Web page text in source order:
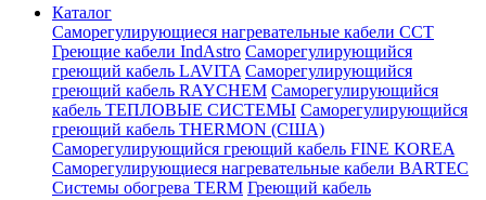
Каталог
Саморегулирующиеся нагревательные кабели ССТ
Греющие кабели IndAstro Саморегулирующийся
греющий кабель LAVITA Саморегулирующийся
греющий кабель RAYCHEM Саморегулирующийся
кабель ТЕПЛОВЫЕ СИСТЕМЫ Саморегулирующийся
греющий кабель THERMON (США)
Саморегулирующийся греющий кабель FINE KOREA
Саморегулирующиеся нагревательные кабели BARTEC
Системы обогрева TERM Греющий кабель